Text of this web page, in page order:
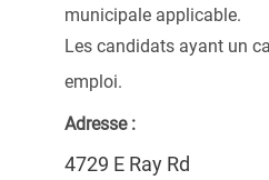
municipale applicable.
Les candidats ayant un
emploi.
Adresse :
4729 E Ray Rd